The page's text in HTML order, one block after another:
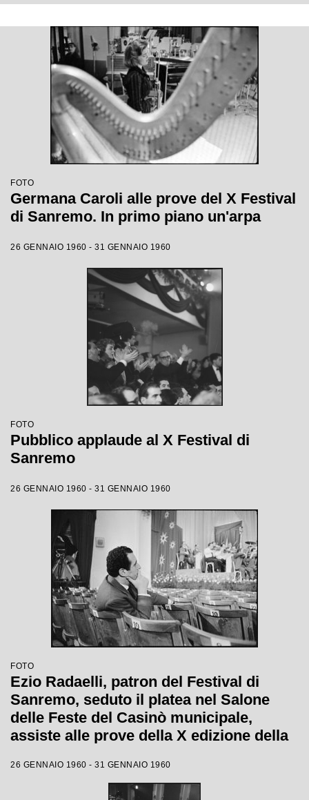
FOTO
Germana Caroli alle prove del X Festival
di Sanremo. In primo piano un'arpa
26 GENNAIO 1960 - 31 GENNAIO 1960
FOTO
Pubblico applaude al X Festival di
Sanremo
26 GENNAIO 1960 - 31 GENNAIO 1960
FOTO
Ezio Radaelli, patron del Festival di
Sanremo, seduto il platea nel Salone
delle Feste del Casinò municipale,
assiste alle prove della X edizione della
26 GENNAIO 1960 - 31 GENNAIO 1960